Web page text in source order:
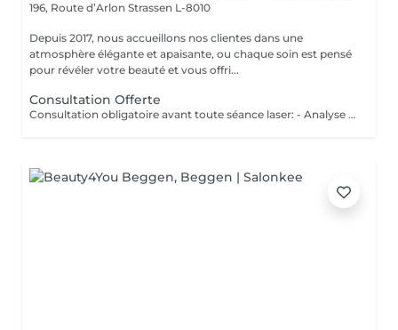
196, Route d’Arlon Strassen L-8010
Depuis 2017, nous accueillons nos clientes dans une
atmosphère élégante et apaisante, ou chaque soin est pensé
pour révéler votre beauté et vous offri...
Consultation Offerte
Consultation obligatoire avant toute séance laser: - Analyse personnalisée de votre peau et pilosité - Vérification des contre-indications - Plan de séances adapté à votre corps - Technologie sure et efficace